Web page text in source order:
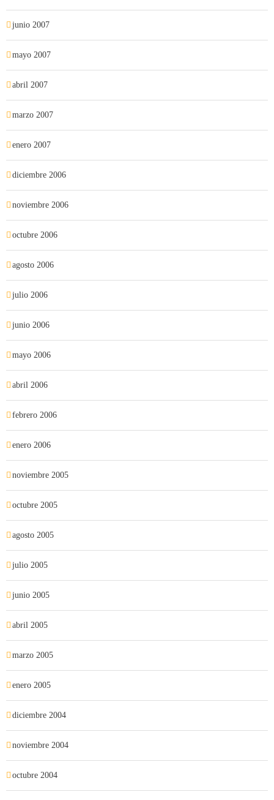
junio 2007
mayo 2007
abril 2007
marzo 2007
enero 2007
diciembre 2006
noviembre 2006
octubre 2006
agosto 2006
julio 2006
junio 2006
mayo 2006
abril 2006
febrero 2006
enero 2006
noviembre 2005
octubre 2005
agosto 2005
julio 2005
junio 2005
abril 2005
marzo 2005
enero 2005
diciembre 2004
noviembre 2004
octubre 2004